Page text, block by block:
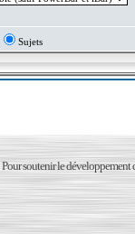
Sujets
Pour soutenir le développement